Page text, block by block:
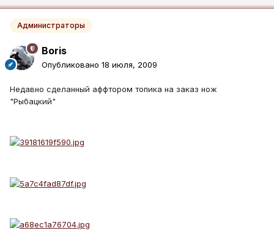
Администраторы
Boris
Опубликовано 18 июля, 2009
Недавно сделанный аффтором топика на заказ нож
"Рыбацкий"